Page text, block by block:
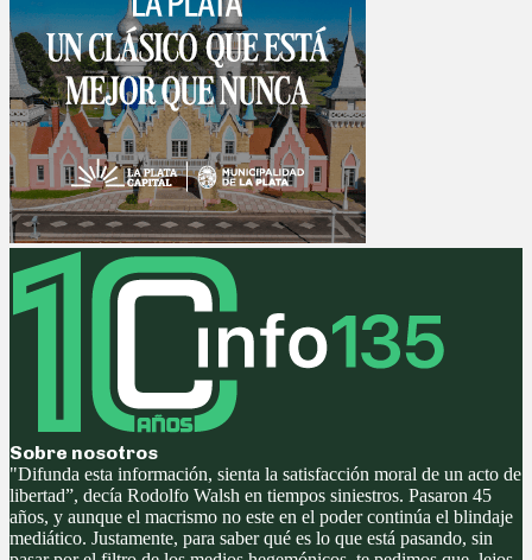
Sobre nosotros
"Difunda esta información, sienta la satisfacción moral de un acto de
libertad”, decía Rodolfo Walsh en tiempos siniestros. Pasaron 45
años, y aunque el macrismo no este en el poder continúa el blindaje
mediático. Justamente, para saber qué es lo que está pasando, sin